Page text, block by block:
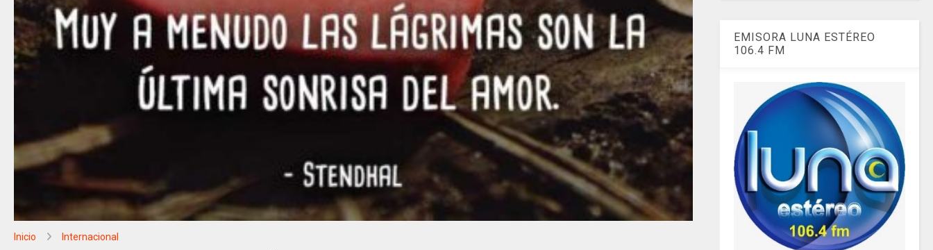
Inicio Internacional
EMISORA LUNA ESTÉREO
106.4 FM